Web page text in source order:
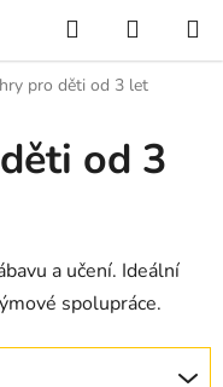
Hledat
KOŠÍK
pro děti od 3 let
od 3
a učení. Ideální
spolupráce.